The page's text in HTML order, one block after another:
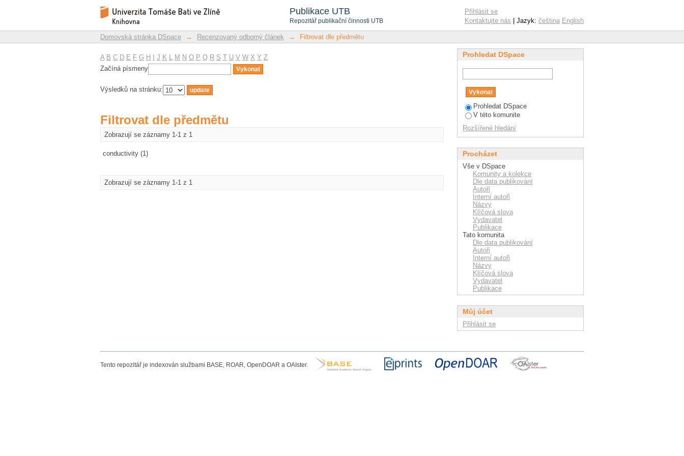
Publikace UTB
Repozitář publikační činnosti UTB
Filtrovat dle předmětu
Repozitář DSpace/Manakin
Přihlásit se
Kontaktujte nás | Jazyk: čeština English
Domovská stránka DSpace → Recenzovaný odborný článek → Filtrovat dle předmětu
A B C D E F G H J K L M N O P Q R S T U V W X Y Z
Začíná písmeny
Výsledků na stránku:
Filtrovat dle předmětu
Zobrazují se záznamy 1-1 z 1
conductivity (1)
Zobrazují se záznamy 1-1 z 1
Prohledat DSpace
Prohledat DSpace
V této komunite
Rozšířené hledání
Procházet
Vše v DSpace
Komunity a kolekce
Dle data publikování
Autoři
Interní autoři
Názvy
Klíčová slova
Vydavatel
Publikace
Tato komunita
Dle data publikování
Autoři
Interní autoři
Názvy
Klíčová slova
Vydavatel
Publikace
Můj účet
Přihlásit se
Tento repozitář je indexován službami BASE, ROAR, OpenDOAR a OAIster.